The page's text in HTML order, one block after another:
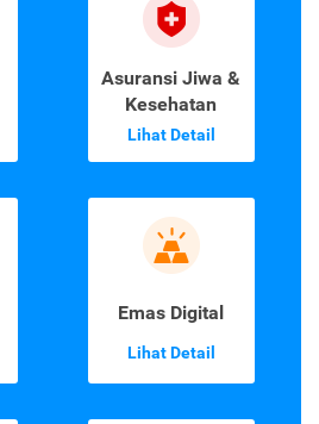
Asuransi Jiwa &
Kesehatan
Lihat Detail
Emas Digital
Lihat Detail